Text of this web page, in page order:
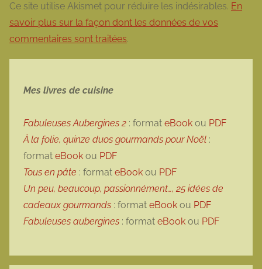
Ce site utilise Akismet pour réduire les indésirables. En
savoir plus sur la façon dont les données de vos
commentaires sont traitées.
Mes livres de cuisine
Fabuleuses Aubergines 2 : format eBook ou PDF
À la folie, quinze duos gourmands pour Noël :
format eBook ou PDF
Tous en pâte : format eBook ou PDF
Un peu, beaucoup, passionnément…, 25 idées de
cadeaux gourmands : format eBook ou PDF
Fabuleuses aubergines : format eBook ou PDF